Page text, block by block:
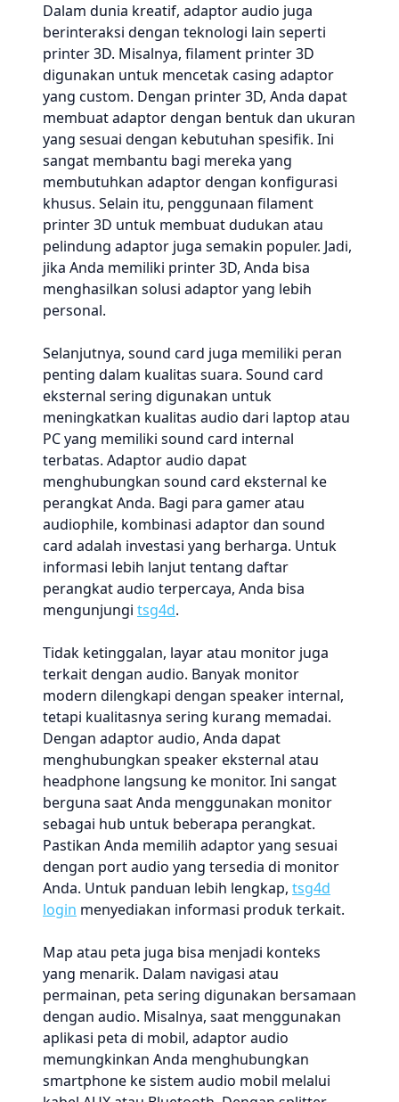
Dalam dunia kreatif, adaptor audio juga
berinteraksi dengan teknologi lain seperti
printer 3D. Misalnya, filament printer 3D
digunakan untuk mencetak casing adaptor
yang custom. Dengan printer 3D, Anda dapat
membuat adaptor dengan bentuk dan ukuran
yang sesuai dengan kebutuhan spesifik. Ini
sangat membantu bagi mereka yang
membutuhkan adaptor dengan konfigurasi
khusus. Selain itu, penggunaan filament
printer 3D untuk membuat dudukan atau
pelindung adaptor juga semakin populer. Jadi,
jika Anda memiliki printer 3D, Anda bisa
menghasilkan solusi adaptor yang lebih
personal.
Selanjutnya, sound card juga memiliki peran
penting dalam kualitas suara. Sound card
eksternal sering digunakan untuk
meningkatkan kualitas audio dari laptop atau
PC yang memiliki sound card internal
terbatas. Adaptor audio dapat
menghubungkan sound card eksternal ke
perangkat Anda. Bagi para gamer atau
audiophile, kombinasi adaptor dan sound
card adalah investasi yang berharga. Untuk
informasi lebih lanjut tentang daftar
perangkat audio terpercaya, Anda bisa
mengunjungi tsg4d.
Tidak ketinggalan, layar atau monitor juga
terkait dengan audio. Banyak monitor
modern dilengkapi dengan speaker internal,
tetapi kualitasnya sering kurang memadai.
Dengan adaptor audio, Anda dapat
menghubungkan speaker eksternal atau
headphone langsung ke monitor. Ini sangat
berguna saat Anda menggunakan monitor
sebagai hub untuk beberapa perangkat.
Pastikan Anda memilih adaptor yang sesuai
dengan port audio yang tersedia di monitor
Anda. Untuk panduan lebih lengkap, tsg4d
login menyediakan informasi produk terkait.
Map atau peta juga bisa menjadi konteks
yang menarik. Dalam navigasi atau
permainan, peta sering digunakan bersamaan
dengan audio. Misalnya, saat menggunakan
aplikasi peta di mobil, adaptor audio
memungkinkan Anda menghubungkan
smartphone ke sistem audio mobil melalui